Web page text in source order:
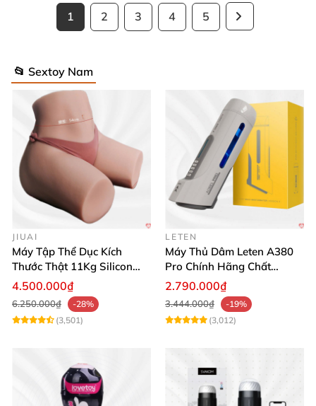
1 2 3 4 5
📂 Sextoy Nam
JIUAI
Máy Tập Thể Dục Kích
Thước Thật 11Kg Silicon
Cao Cấp Nhật Bản
4.500.000₫
6.250.000₫
-28%
(3,501)
LETEN
Máy Thủ Dâm Leten A380
Pro Chính Hãng Chất
Lượng Cao
2.790.000₫
3.444.000₫
-19%
(3,012)